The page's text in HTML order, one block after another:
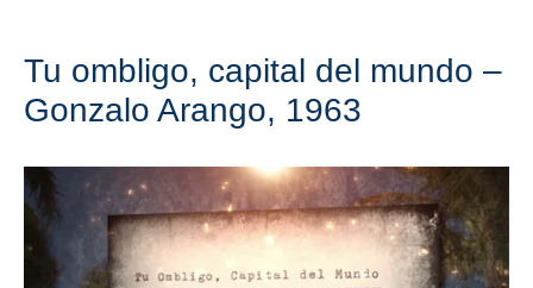
Tu ombligo, capital del mundo –
Gonzalo Arango, 1963